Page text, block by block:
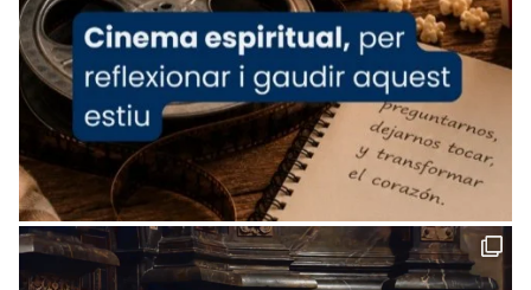
Arquebisbat de Barcelona
2 weeks ago
«Avui les santes Juliana i Semproniana ens
ajuden a alçar la mirada»
Mons. Sergi Gordo, bisbe de Tortosa, ha
presidit aquest 27 de juliol la missa de Les
Santes de Mataró.
🔗tinyurl.com/cvu5jmbk